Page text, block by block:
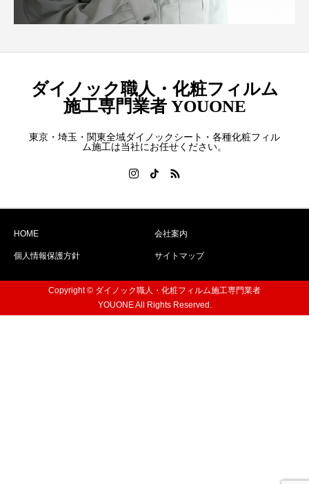
ダイノック職人・化粧フィルム
施工専門業者 YOUONE
東京・埼玉・関東全域ダイノックシート・各種化粧フィル
ム施工は当社にお任せください。
HOME 会社案内
個人情報保護方針 サイトマップ
Copyright © ダイノック職人・化粧フィルム施工専門業者
YOUONE All Rights Reserved.